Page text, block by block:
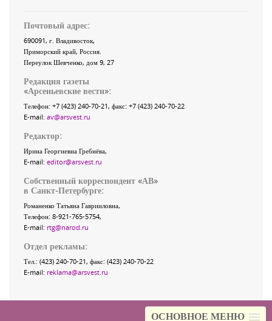
ОСНОВНОЕ МЕНЮ
Почтовый адрес:
690091, г. Владивосток,
Приморский край, Россия
Переулок Шевченко, дом 9, 27
Редакция газеты
«Арсеньевские вести»:
Телефон: +7 (423) 240-70-21, факс: +7 (423) 240-70-22
E-mail: av@arsvest.ru
Редактор:
Ирина Георгиевна Гребнёва,
E-mail: editor@arsvest.ru
Собственный корреспондент «АВ»
в Санкт-Петербурге:
Романенко Татьяна Гаврииловна,
Телефон: 8-921-765-5754,
E-mail: rtg@narod.ru
Отдел рекламы:
Тел.: (423) 240-70-21, факс: (423) 240-70-22
E-mail: reklama@arsvest.ru